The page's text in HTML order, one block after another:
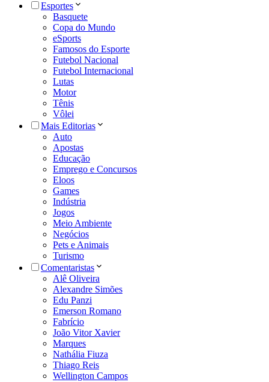
Esportes
Basquete
Copa do Mundo
eSports
Famosos do Esporte
Futebol Nacional
Futebol Internacional
Lutas
Motor
Tênis
Vôlei
Mais Editorias
Auto
Apostas
Educação
Emprego e Concursos
Eloos
Games
Indústria
Jogos
Meio Ambiente
Negócios
Pets e Animais
Turismo
Comentaristas
Alê Oliveira
Alexandre Simões
Edu Panzi
Emerson Romano
Fabrício
João Vitor Xavier
Marques
Nathália Fiuza
Thiago Reis
Wellington Campos